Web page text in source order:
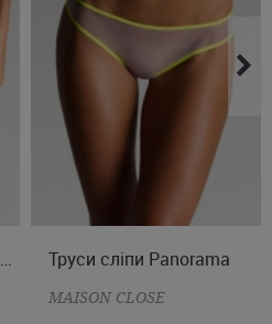
Труси бразиліана Parisienne S
Труси сліпи Panorama
MAISON CLOSE